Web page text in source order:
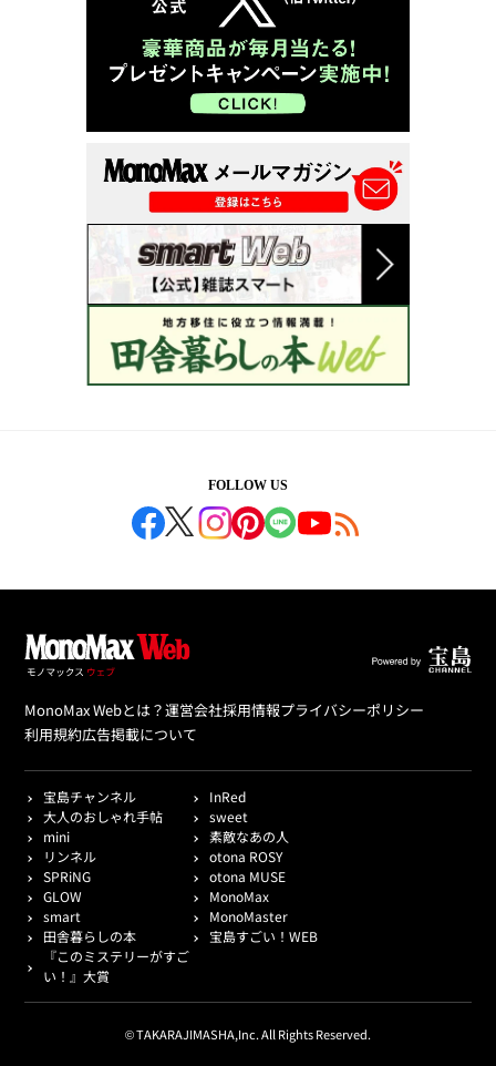
FOLLOW US
MonoMax Webとは？運営会社採用情報プライバシーポリシー
利用規約広告掲載について
宝島チャンネル
InRed
大人のおしゃれ手帖
sweet
mini
素敵なあの人
リンネル
otona ROSY
SPRiNG
otona MUSE
GLOW
MonoMax
smart
MonoMaster
田舎暮らしの本
宝島すごい！WEB
『このミステリーがすご
い！』大賞
© TAKARAJIMASHA,Inc. All Rights Reserved.